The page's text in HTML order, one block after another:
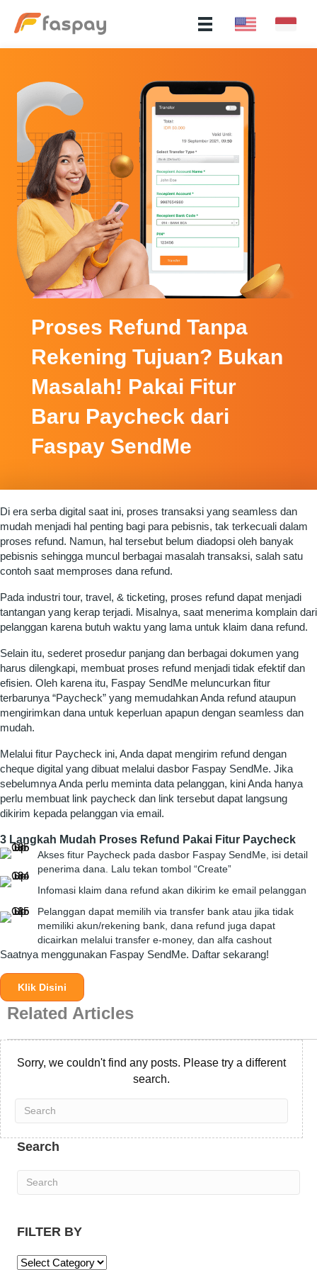
Proses Refund Tanpa
Rekening Tujuan? Bukan
Masalah! Pakai Fitur
Baru Paycheck dari
Faspay SendMe
Di era serba digital saat ini, proses transaksi yang seamless dan
mudah menjadi hal penting bagi para pebisnis, tak terkecuali dalam
proses refund. Namun, hal tersebut belum diadopsi oleh banyak
pebisnis sehingga muncul berbagai masalah transaksi, salah satu
contoh saat memproses dana refund.
Pada industri tour, travel, & ticketing, proses refund dapat menjadi
tantangan yang kerap terjadi. Misalnya, saat menerima komplain dari
pelanggan karena butuh waktu yang lama untuk klaim dana refund.
Selain itu, sederet prosedur panjang dan berbagai dokumen yang
harus dilengkapi, membuat proses refund menjadi tidak efektif dan
efisien. Oleh karena itu, Faspay SendMe meluncurkan fitur
terbarunya “Paycheck” yang memudahkan Anda refund ataupun
mengirimkan dana untuk keperluan apapun dengan seamless dan
mudah.
Melalui fitur Paycheck ini, Anda dapat mengirim refund dengan
cheque digital yang dibuat melalui dasbor Faspay SendMe. Jika
sebelumnya Anda perlu meminta data pelanggan, kini Anda hanya
perlu membuat link paycheck dan link tersebut dapat langsung
dikirim kepada pelanggan via email.
3 Langkah Mudah Proses Refund Pakai Fitur Paycheck
Akses fitur Paycheck pada dasbor Faspay SendMe, isi detail
penerima dana. Lalu tekan tombol “Create”
Infomasi klaim dana refund akan dikirim ke email pelanggan
Pelanggan dapat memilih via transfer bank atau jika tidak
memiliki akun/rekening bank, dana refund juga dapat
dicairkan melalui transfer e-money, dan alfa cashout
Saatnya menggunakan Faspay SendMe. Daftar sekarang!
Klik Disini
Related Articles
Sorry, we couldn't find any posts. Please try a different
search.
Search
FILTER BY
F